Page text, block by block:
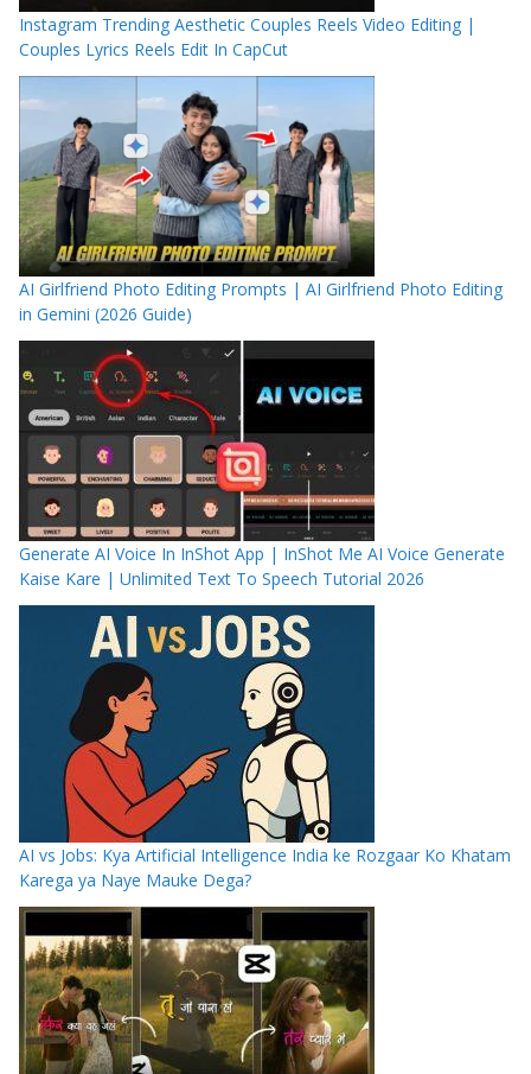
Instagram Trending Aesthetic Couples Reels Video Editing |
Couples Lyrics Reels Edit In CapCut
AI Girlfriend Photo Editing Prompts | AI Girlfriend Photo Editing
in Gemini (2026 Guide)
Generate AI Voice In InShot App | InShot Me AI Voice Generate
Kaise Kare | Unlimited Text To Speech Tutorial 2026
AI vs Jobs: Kya Artificial Intelligence India ke Rozgaar Ko Khatam
Karega ya Naye Mauke Dega?